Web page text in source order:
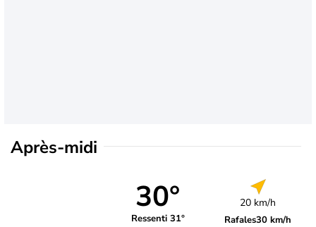
Après-midi
30°
Ressenti 31°
20 km/h
Rafales30 km/h